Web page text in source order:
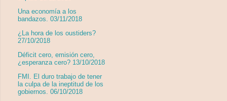
Una economía a los
bandazos. 03/11/2018
¿La hora de los oustiders?
27/10/2018
Déficit cero, emisión cero,
¿esperanza cero? 13/10/2018
FMI. El duro trabajo de tener
la culpa de la ineptitud de los
gobiernos. 06/10/2018